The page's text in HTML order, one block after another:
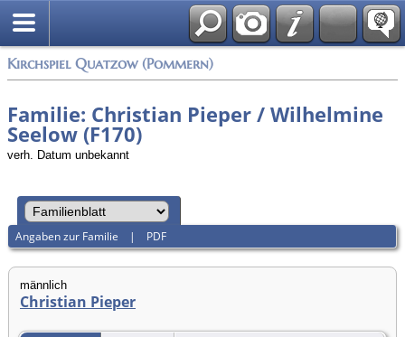
Kirchspiel Quatzow (Pommern)
Familie: Christian Pieper / Wilhelmine
Seelow (F170)
verh. Datum unbekannt
Angaben zur Familie | PDF
männlich
Christian Pieper